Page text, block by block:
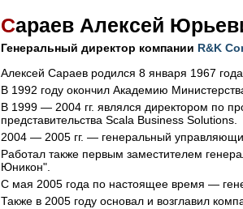
Сараев Алексей
Генеральный директор компании R&K
Алексей Сараев родился 8 января 1967 года.
В 1992 году окончил Академию
В 1999 — 2004 гг. являлся директором по
представительства Scala Business Solutions.
2004 — 2005 гг. — генеральный
Работал также первым заместителем
Юникон".
С мая 2005 года по настоящее время —
Также в 2005 году основал и возглавил